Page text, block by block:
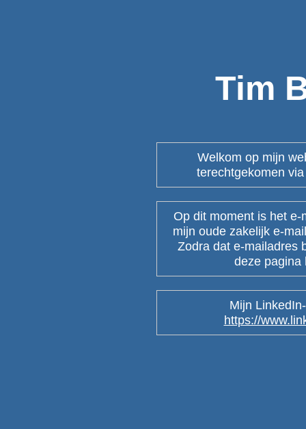
Tim
Welkom op mijn
terechtgekomen
Op dit moment is het
mijn oude zakelijk e-
Zodra dat e-mailadres
deze pagina
Mijn
https://